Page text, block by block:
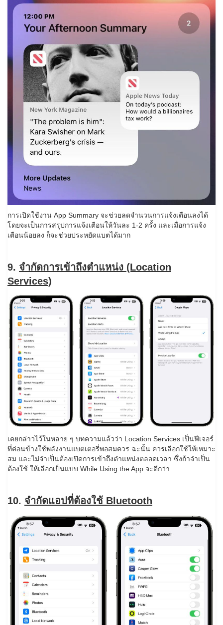
การเปิดใช้งาน App Summary จะช่วยลดจำนวนการแจ้งเตือนลงได้
โดยจะเป็นการสรุปการแจ้งเตือนให้วันละ 1-2 ครั้ง และเมื่อการแจ้ง
เตือนน้อยลง ก็จะช่วยประหยัดแบตได้มาก
9. จำกัดการเข้าถึงตำแหน่ง (Location
Services)
เคยกล่าวไว้ในหลาย ๆ บทความแล้วว่า Location Services เป็นฟีเจอร์
ที่ค่อนข้างใช้พลังงานแบตเตอรี่พอสมควร ฉะนั้น ควรเลือกใช้ให้เหมาะ
สม และไม่จำเป็นต้องเปิดการเข้าถึงตำแหน่งตลอดเวลา ซึ่งถ้าจำเป็น
ต้องใช้ ให้เลือกเป็นแบบ While Using the App จะดีกว่า
10. จำกัดแอปที่ต้องใช้ Bluetooth